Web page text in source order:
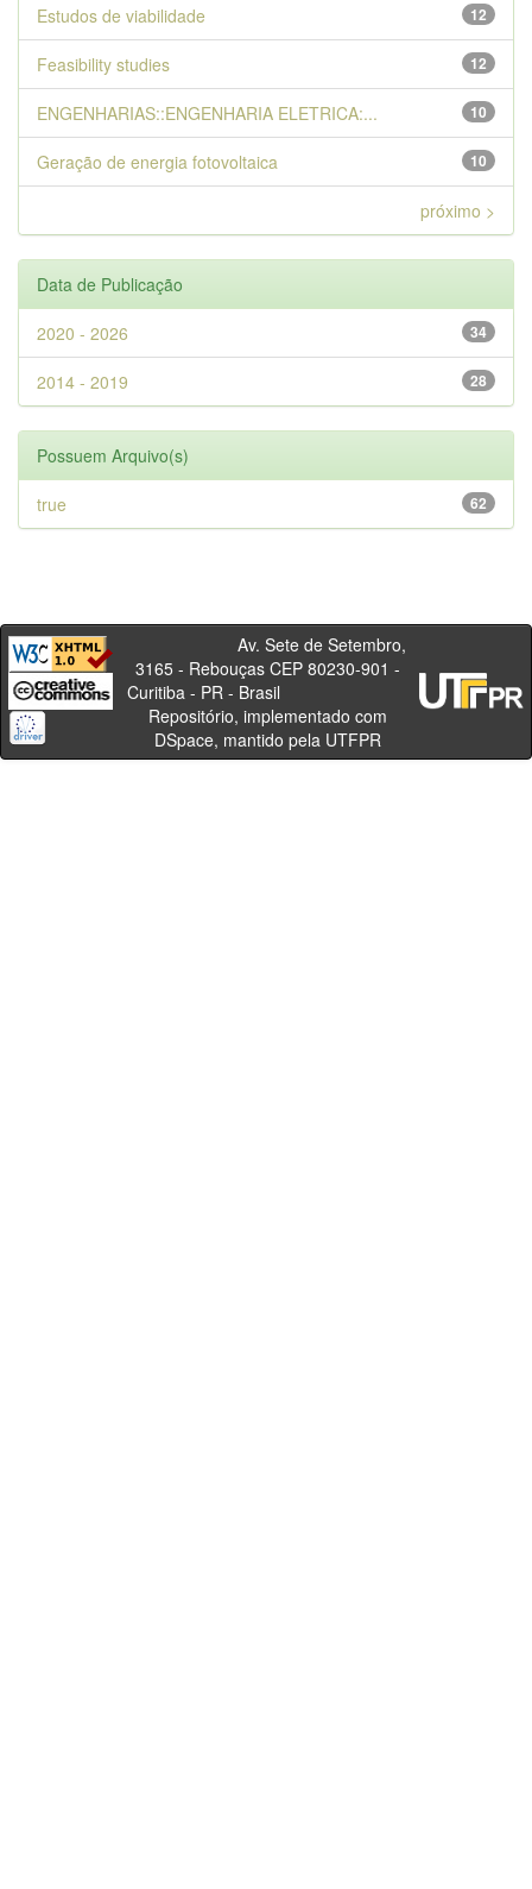
12
Estudos de viabilidade
12
Feasibility studies
10
ENGENHARIAS::ENGENHARIA ELETRICA:...
10
Geração de energia fotovoltaica
próximo >
Data de Publicação
34
2020 - 2026
28
2014 - 2019
Possuem Arquivo(s)
62
true
Av. Sete de Setembro,
3165 - Rebouças CEP 80230-901 -
Curitiba - PR - Brasil
Repositório, implementado com
DSpace, mantido pela UTFPR